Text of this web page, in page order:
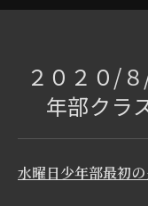
ツ
２０２０/
年部クラ
水曜日少年部最初の